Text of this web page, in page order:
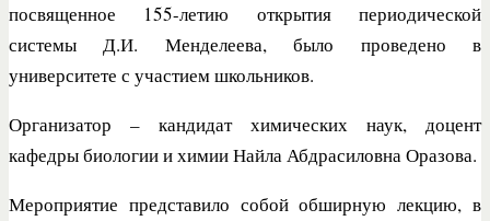
посвященное 155-летию открытия периодической
системы Д.И. Менделеева, было проведено в
университете с участием школьников.
Организатор – кандидат химических наук, доцент
кафедры биологии и химии Найла Абдрасиловна Оразова.
Мероприятие представило собой обширную лекцию, в